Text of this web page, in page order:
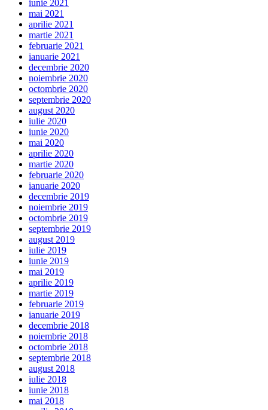
iunie 2021
mai 2021
aprilie 2021
martie 2021
februarie 2021
ianuarie 2021
decembrie 2020
noiembrie 2020
octombrie 2020
septembrie 2020
august 2020
iulie 2020
iunie 2020
mai 2020
aprilie 2020
martie 2020
februarie 2020
ianuarie 2020
decembrie 2019
noiembrie 2019
octombrie 2019
septembrie 2019
august 2019
iulie 2019
iunie 2019
mai 2019
aprilie 2019
martie 2019
februarie 2019
ianuarie 2019
decembrie 2018
noiembrie 2018
octombrie 2018
septembrie 2018
august 2018
iulie 2018
iunie 2018
mai 2018